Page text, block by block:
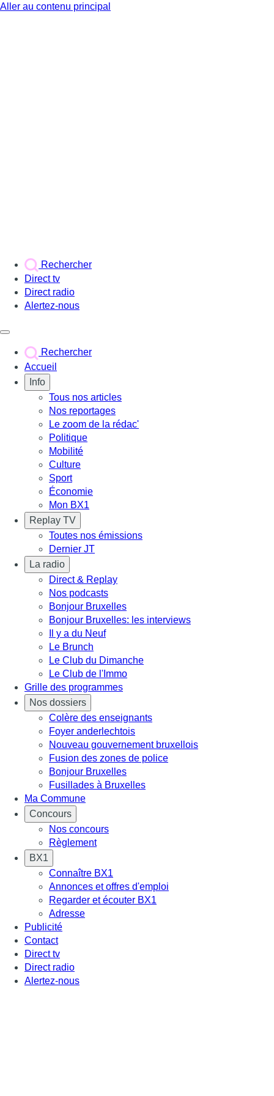
Aller au contenu principal
Rechercher
Direct tv
Direct radio
Alertez-nous
Rechercher
Accueil
Info
Tous nos articles
Nos reportages
Le zoom de la rédac'
Politique
Mobilité
Culture
Sport
Économie
Mon BX1
Replay TV
Toutes nos émissions
Dernier JT
La radio
Direct & Replay
Nos podcasts
Bonjour Bruxelles
Bonjour Bruxelles: les interviews
Il y a du Neuf
Le Brunch
Le Club du Dimanche
Le Club de l'Immo
Grille des programmes
Nos dossiers
Colère des enseignants
Foyer anderlechtois
Nouveau gouvernement bruxellois
Fusion des zones de police
Bonjour Bruxelles
Fusillades à Bruxelles
Ma Commune
Concours
Nos concours
Règlement
BX1
Connaître BX1
Annonces et offres d'emploi
Regarder et écouter BX1
Adresse
Publicité
Contact
Direct tv
Direct radio
Alertez-nous